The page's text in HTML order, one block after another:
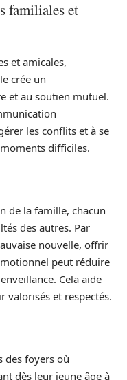
familiales et
et amicales,
crée un
et au soutien mutuel.
les conflits et à se
difficiles.
de la famille, chacun
des autres. Par
nouvelle, offrir
peut réduire
Cela aide
valorisés et respectés.
des foyers où
dès leur jeune âge à